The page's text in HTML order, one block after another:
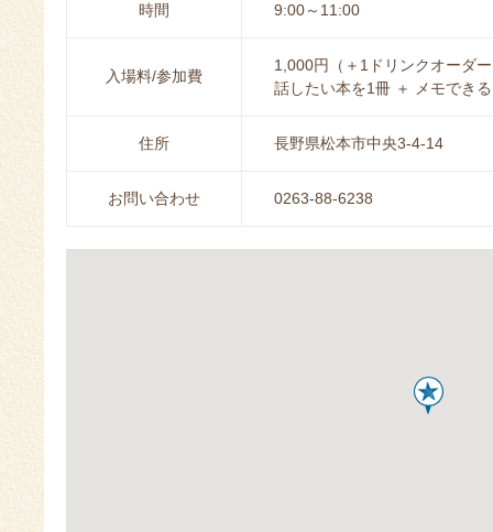
時間 9:00～11:00
入場料/参加費
1,000円（＋1ドリンクオーダ
話したい本を1冊 ＋ メモでき
住所 長野県松本市中央3-4-14
お問い合わせ 0263-88-6238